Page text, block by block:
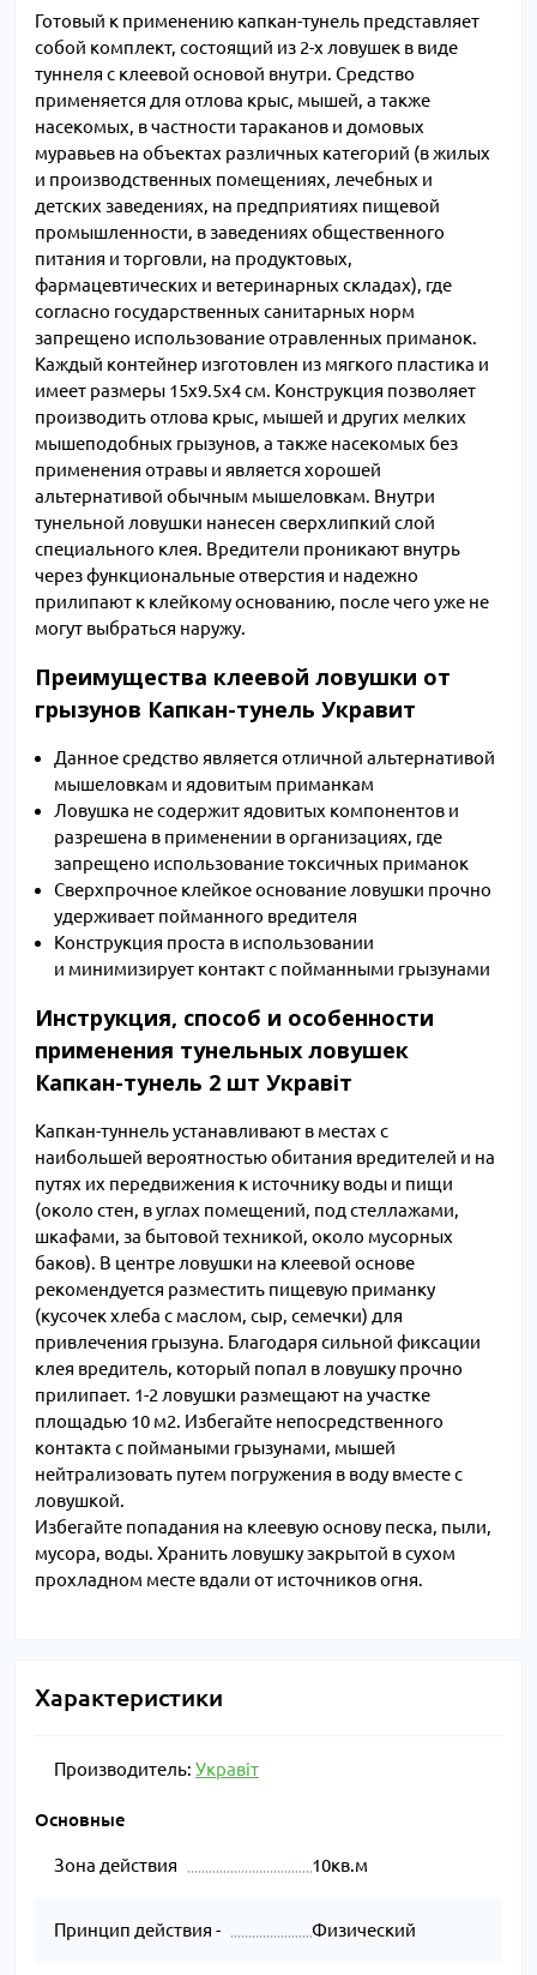
Готовый к применению капкан-тунель представляет
собой комплект, состоящий из 2-х ловушек в виде
туннеля с клеевой основой внутри. Средство
применяется для отлова крыс, мышей, а также
насекомых, в частности тараканов и домовых
муравьев на объектах различных категорий (в жилых
и производственных помещениях, лечебных и
детских заведениях, на предприятиях пищевой
промышленности, в заведениях общественного
питания и торговли, на продуктовых,
фармацевтических и ветеринарных складах), где
согласно государственных санитарных норм
запрещено использование отравленных приманок.
Каждый контейнер изготовлен из мягкого пластика и
имеет размеры 15х9.5х4 см. Конструкция позволяет
производить отлова крыс, мышей и других мелких
мышеподобных грызунов, а также насекомых без
применения отравы и является хорошей
альтернативой обычным мышеловкам. Внутри
тунельной ловушки нанесен сверхлипкий слой
специального клея. Вредители проникают внутрь
через функциональные отверстия и надежно
прилипают к клейкому основанию, после чего уже не
могут выбраться наружу.
Преимущества клеевой ловушки от
грызунов Капкан-тунель Укравит
Данное средство является отличной альтернативой
мышеловкам и ядовитым приманкам
Ловушка не содержит ядовитых компонентов и
разрешена в применении в организациях, где
запрещено использование токсичных приманок
Сверхпрочное клейкое основание ловушки прочно
удерживает пойманного вредителя
Конструкция проста в использовании
и минимизирует контакт с пойманными грызунами
Инструкция, способ и особенности
применения тунельных ловушек
Капкан-тунель 2 шт Укравіт
Капкан-туннель устанавливают в местах с
наибольшей вероятностью обитания вредителей и на
путях их передвижения к источнику воды и пищи
(около стен, в углах помещений, под стеллажами,
шкафами, за бытовой техникой, около мусорных
баков). В центре ловушки на клеевой основе
рекомендуется разместить пищевую приманку
(кусочек хлеба с маслом, сыр, семечки) для
привлечения грызуна. Благодаря сильной фиксации
клея вредитель, который попал в ловушку прочно
прилипает. 1-2 ловушки размещают на участке
площадью 10 м2. Избегайте непосредственного
контакта с поймаными грызунами, мышей
нейтрализовать путем погружения в воду вместе с
ловушкой.
Избегайте попадания на клеевую основу песка, пыли,
мусора, воды. Хранить ловушку закрытой в сухом
прохладном месте вдали от источников огня.
Характеристики
Производитель: Укравіт
Основные
Зона действия 10кв.м
Принцип действия - Физический